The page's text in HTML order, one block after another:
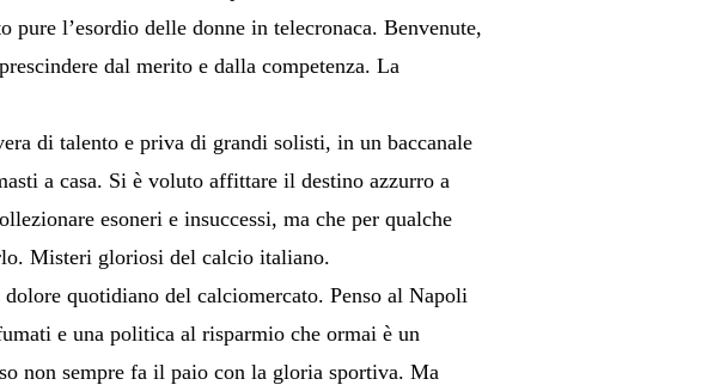
l’esordio delle donne in telecronaca. Benvenute,
dal merito e dalla competenza. La
di talento e priva di grandi solisti, in un baccanale
a casa. Si è voluto affittare il destino azzurro a
esoneri e insuccessi, ma che per qualche
Misteri gloriosi del calcio italiano.
quotidiano del calciomercato. Penso al Napoli
e una politica al risparmio che ormai è un
non sempre fa il paio con la gloria sportiva. Ma